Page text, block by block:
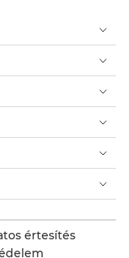
értesítés